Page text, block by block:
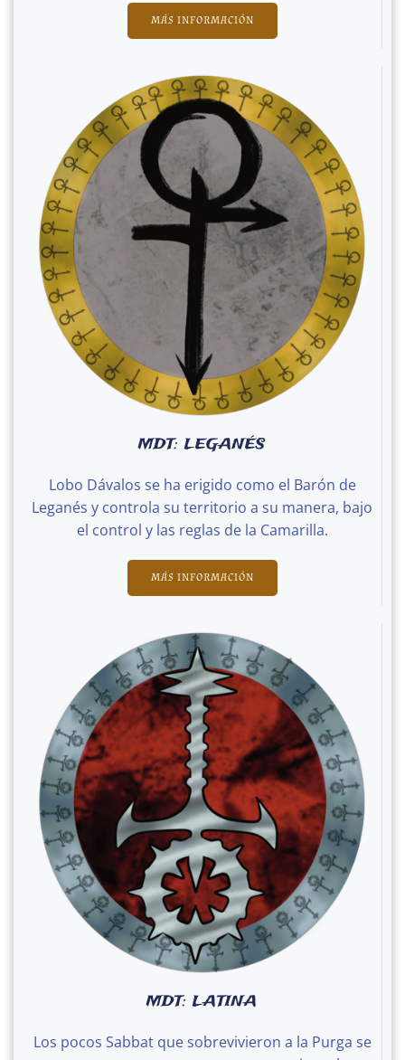
MÁS INFORMACIÓN
MDT: LEGANÉS
Lobo Dávalos se ha erigido como el Barón de
Leganés y controla su territorio a su manera, bajo
el control y las reglas de la Camarilla.
MÁS INFORMACIÓN
MDT: LATINA
Los pocos Sabbat que sobrevivieron a la Purga se